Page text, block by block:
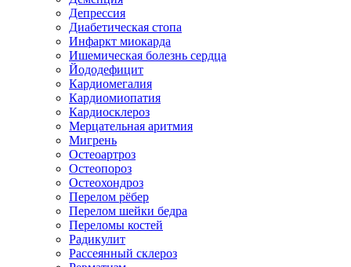
Депрессия
Диабетическая стопа
Инфаркт миокарда
Ишемическая болезнь сердца
Йододефицит
Кардиомегалия
Кардиомиопатия
Кардиосклероз
Мерцательная аритмия
Мигрень
Остеоартроз
Остеопороз
Остеохондроз
Перелом рёбер
Перелом шейки бедра
Переломы костей
Радикулит
Рассеянный склероз